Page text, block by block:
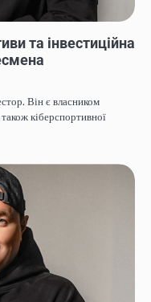
та інвестиційна
Він є власником
кіберспортивної